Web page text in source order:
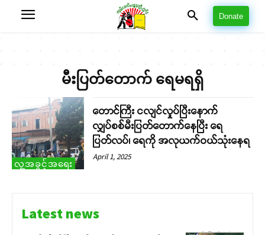
Donate
မီးပြတ်တောက် ရေမရရှိ
လူ့အခွင့်အရေး
တောင်ကြီး ငလျင်လှုပ်ပြီးနောက်
လျှပ်စစ်မီးပြတ်တောက်နေပြီး ရေ
ပြတ်လပ်၊ ရေကို အလုယက်ဝယ်သုံးနေရ
April 1, 2025
Latest news